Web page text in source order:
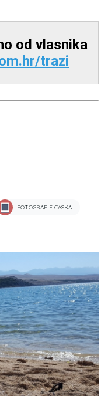
od vlasnika
trazi
FOTOGRAFIE CASKA